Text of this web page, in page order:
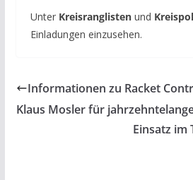
Unter Kreisranglistenund
Einladungen einzusehen.
Informationen zu Racket
Klaus Mosler für
Einsatz im